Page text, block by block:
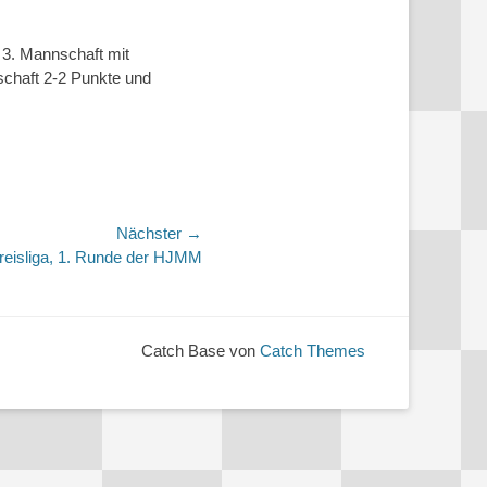
Mannschaft mit
2-2 Punkte und
Nächster →
1. Runde der HJMM
Catch Base von Catch Themes